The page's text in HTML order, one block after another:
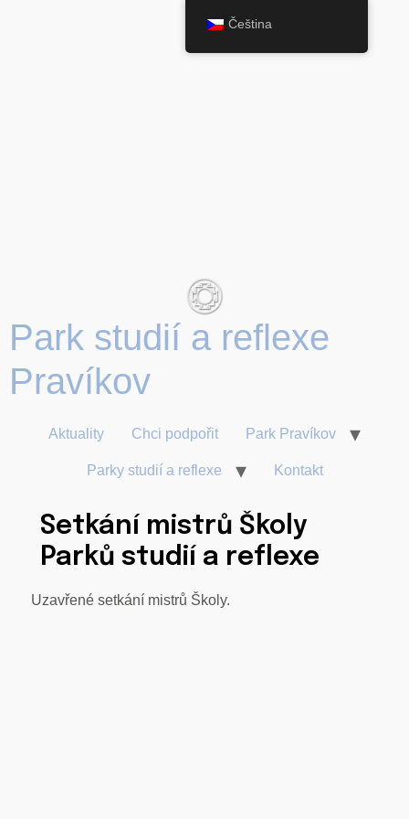
Park studií a reflexe
Aktuality Chci podpořit Park Pravíkov
Parky studií a reflexe Kontakt
Setkání mistrů Školy
Parků studií a reflexe
Uzavřené setkání mistrů Školy.
Čeština